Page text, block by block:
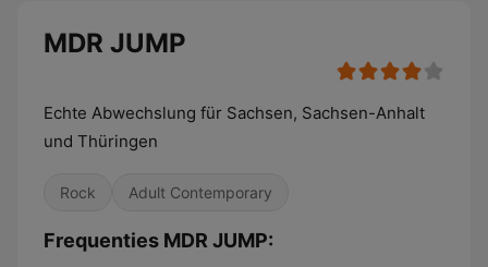
MDR JUMP
Echte Abwechslung für Sachsen, Sachsen-Anhalt
und Thüringen
Rock Adult Contemporary
Frequenties MDR JUMP: